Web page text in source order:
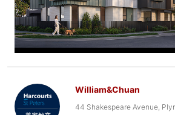
William&Chuan
44 Shakespeare Avenue,